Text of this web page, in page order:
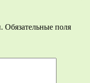
Обязательные поля